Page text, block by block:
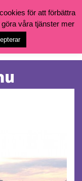
eller nå övriga
för att förbättra
våra tjänster mer